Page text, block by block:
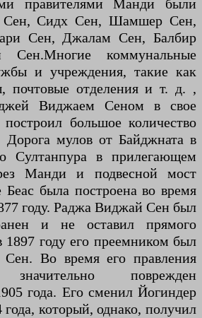
правителями Манди были
Сидх Сен, Шамшер Сен,
Сен, Джалам Сен, Балбир
коммунальные
и учреждения, такие как
почтовые отделения и т. д. ,
Виджаем Сеном в свое
большое количество
Дорога мулов от Байджната в
Султанпура в прилегающем
Манди и подвесной мост
была построена во время
году. Раджа Виджай Сен был
и не оставил прямого
1897 году его преемником был
Сен. Во время его правления
поврежден
года. Его сменил Йогиндер
который, однако, получил